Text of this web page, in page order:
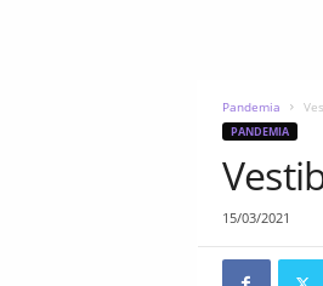
Pandemia
PANDEMIA
15/03/2021